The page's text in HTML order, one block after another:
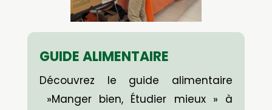
GUIDE ALIMENTAIRE
Découvrez le guide alimentaire
»Manger bien, Étudier mieux » à